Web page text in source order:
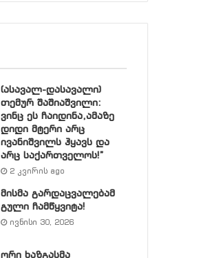
(ასავალ-დასავალი)
თემურ შაშიაშვილი:
ვინც ეს ჩაიდინა,ამაზე
დიდი მტერი არც
ივანიშვილს ჰყავს და
არც საქართველოს!”
2 კვირის ago
მისმა გარდაცვალებამ
გული ჩამწყვიტა!
ივნისი 30, 2026
ორი ხაზგასმა